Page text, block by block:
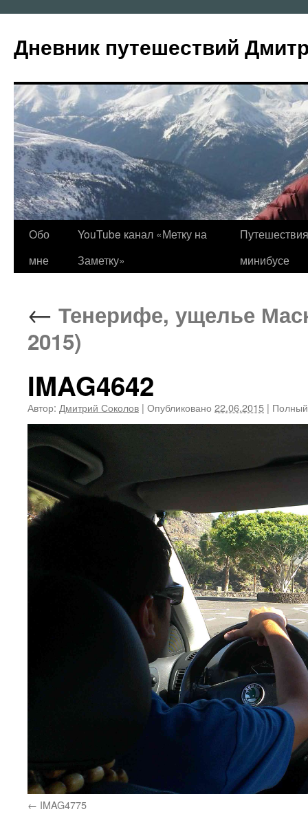
содержимому
Дневник путешествий
Обо
мне
YouTube канал «Метку на
Заметку»
минибусе
← Тенерифе, ущелье
2015)
IMAG4642
Автор: Дмитрий Соколов | Опубликовано 22.06.2015 |
IMAG4775